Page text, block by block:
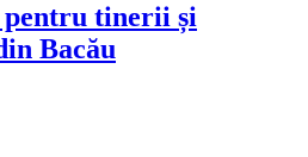
pentru tinerii și
Bacău